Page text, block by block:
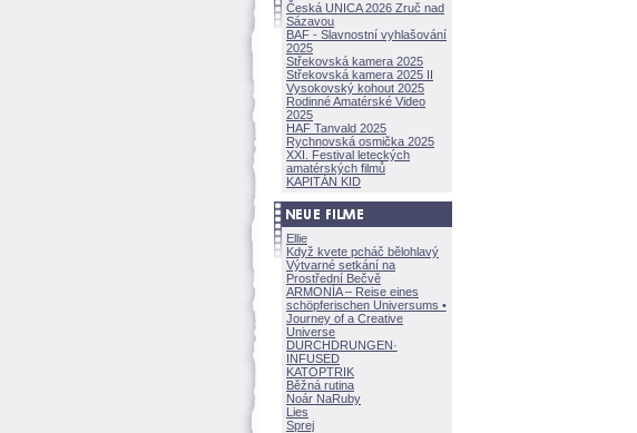
Česká UNICA 2026 Zruč nad
Sázavou
BAF - Slavnostní vyhlašování
2025
Střekovská kamera 2025
Střekovská kamera 2025 II
Vysokovský kohout 2025
Rodinné Amatérské Video
2025
HAF Tanvald 2025
Rychnovská osmička 2025
XXI. Festival leteckých
amatérských filmů
KAPITÁN KID
Ellie
Když kvete pcháč bělohlavý
Výtvarné setkání na
Prostřední Bečvě
ARMONÍA – Reise eines
schöpferischen Universums •
Journey of a Creative
Universe
DURCHDRUNGEN·
INFUSED
KATOPTRIK
Běžná rutina
Noár NaRuby
Lies
Sprej